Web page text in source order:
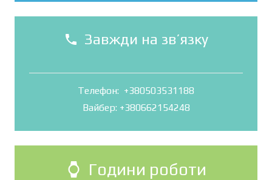
phone Завжди на зв’язку
Телефон: +380503531188
Вайбер: +380662154248
watch Години роботи